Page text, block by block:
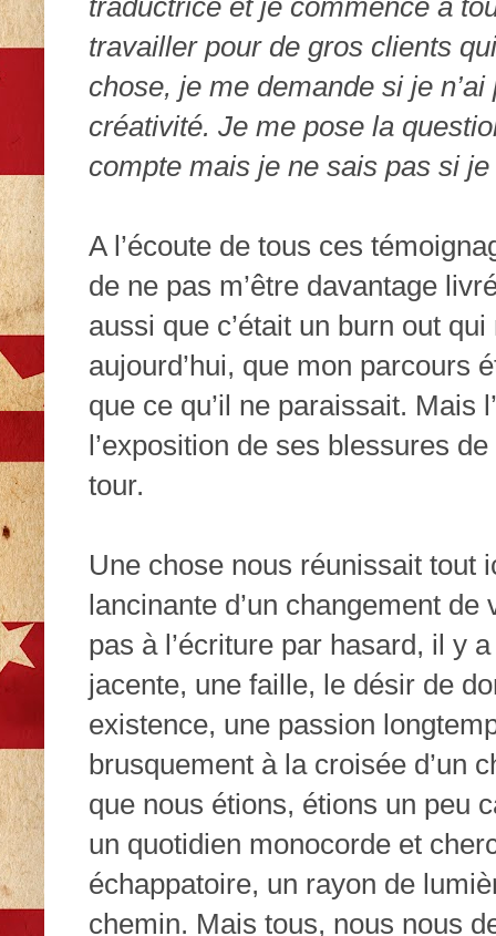
travailler pour de gros clients
chose, je me demande si je
créativité. Je me pose la
compte mais je ne sais pas si
A l’écoute de tous ces
de ne pas m’être davantage
aussi que c’était un burn out qui
aujourd’hui, que mon parcours
que ce qu’il ne paraissait. Mais
l’exposition de ses blessures
tour.
Une chose nous réunissait tout
lancinante d’un changement de
pas à l’écriture par hasard, il y
jacente, une faille, le désir de
existence, une passion
brusquement à la croisée d’un
que nous étions, étions un peu
un quotidien monocorde et
échappatoire, un rayon de
chemin. Mais tous, nous nous